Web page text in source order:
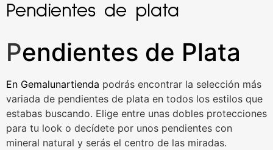
Pendientes de plata
Pendientes de Plata
En Gemalunartienda podrás encontrar la selección más
variada de pendientes de plata en todos los estilos que
estabas buscando. Elige entre unas dobles protecciones
para tu look o decídete por unos pendientes con
mineral natural y serás el centro de las miradas.